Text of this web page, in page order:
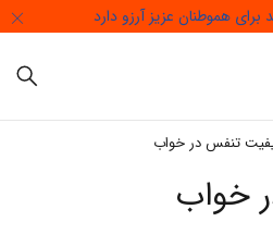
برای هموطنان عزیز آرزو دارد
خواب
تنفس در خواب